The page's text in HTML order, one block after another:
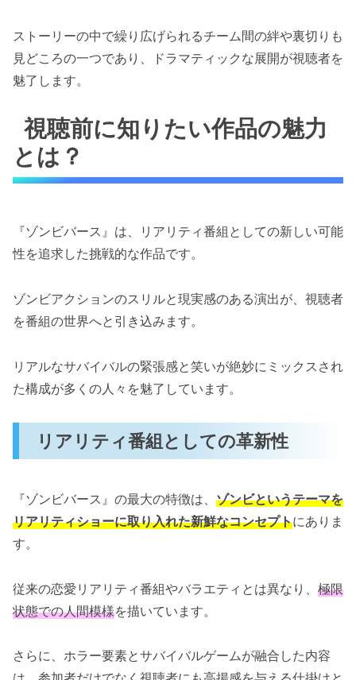
ストーリーの中で繰り広げられるチーム間の絆や裏切りも
見どころの一つであり、ドラマティックな展開が視聴者を
魅了します。
視聴前に知りたい作品の魅力
とは？
『ゾンビバース』は、リアリティ番組としての新しい可能
性を追求した挑戦的な作品です。
ゾンビアクションのスリルと現実感のある演出が、視聴者
を番組の世界へと引き込みます。
リアルなサバイバルの緊張感と笑いが絶妙にミックスされ
た構成が多くの人々を魅了しています。
リアリティ番組としての革新性
『ゾンビバース』の最大の特徴は、 ゾンビというテーマを
リアリティショーに取り入れた新鮮なコンセプトにありま
す。
従来の恋愛リアリティ番組やバラエティとは異なり、 極限
状態での人間模様を描いています。
さらに、ホラー要素とサバイバルゲームが融合した内容